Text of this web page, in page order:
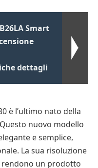
Smart
dettagli
è l’ultimo nato della
nuovo modello
e semplice,
La sua risoluzione
rendono un prodotto